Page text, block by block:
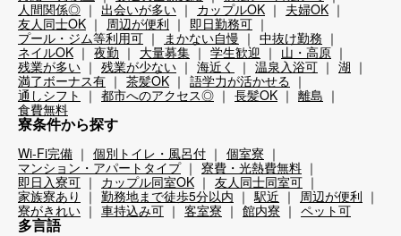
人間関係◎
出会いが多い カップルOK
夫婦OK
友人同士OK
周辺が便利
即日勤務可
プール・ジム等利用可
まかない自慢
中抜け勤務
ネイルOK
夜勤 大量募集 学生歓迎
山・高原
残業が多い
残業が少ない 海近く 温泉入浴可
湖
満了ボーナス有
茶髪OK
語学力が活かせる
通しシフト
都市へのアクセス◎ 長髪OK
離島
食費無料
寮条件から探す
Wi-Fi完備 個別トイレ・風呂付
個室寮
マンション・アパートタイプ
寮費・光熱費無料
即日入寮可
カップル同室OK
友人同士同室可
家族寮あり
勤務地まで徒歩5分以内 駅近
周辺が便利
寮がきれい
車持込み可 客室寮 館内寮 ペット可
多言語